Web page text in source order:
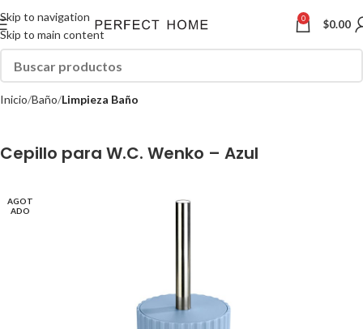
Skip to navigation
Skip to main content
0 $0.00
Inicio Baño Limpieza Baño
Cepillo para W.C. Wenko – Azul
AGOT
ADO